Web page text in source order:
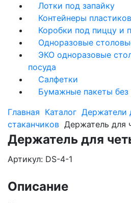
Лотки под запайку
Контейнеры
Коробки под пиццу и
Одноразовые
ЭКО одноразовые
посуда
Салфетки
Бумажные пакеты
Главная Каталог Держатели
стаканчиков Держатель для
Держатель для
Артикул: DS-4-1
Описание